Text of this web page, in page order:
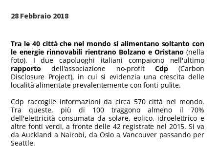
28 Febbraio 2018
Tra le 40 città che nel mondo si alimentano soltanto con
le energie rinnovabili rientrano Bolzano e Oristano(nella
foto). I due capoluoghi italiani compaiono nell'ultimo
rapporto dell'associazione no-profitCdp(Carbon
Disclosure Project), in cui si evidenzia una crescita delle
località alimentate prevalentemente con fonti pulite.
Cdp raccoglie informazioni da circa 570 città nel mondo.
Tra queste, più di 100 traggono almeno il 70%
dell'elettricità consumata da solare, eolico, idroelettrico e
altre fonti verdi, a fronte delle 42 registrate nel 2015. Si va
da Auckland a Nairobi, da Oslo a Vancouver passando per
Seattle.